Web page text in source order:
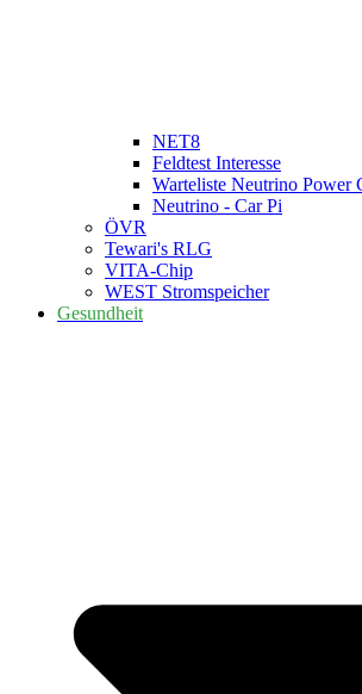
NET8
Feldtest Interesse
Warteliste Neutrino Power
Neutrino - Car Pi
ÖVR
Tewari's RLG
VITA-Chip
WEST Stromspeicher
Gesundheit